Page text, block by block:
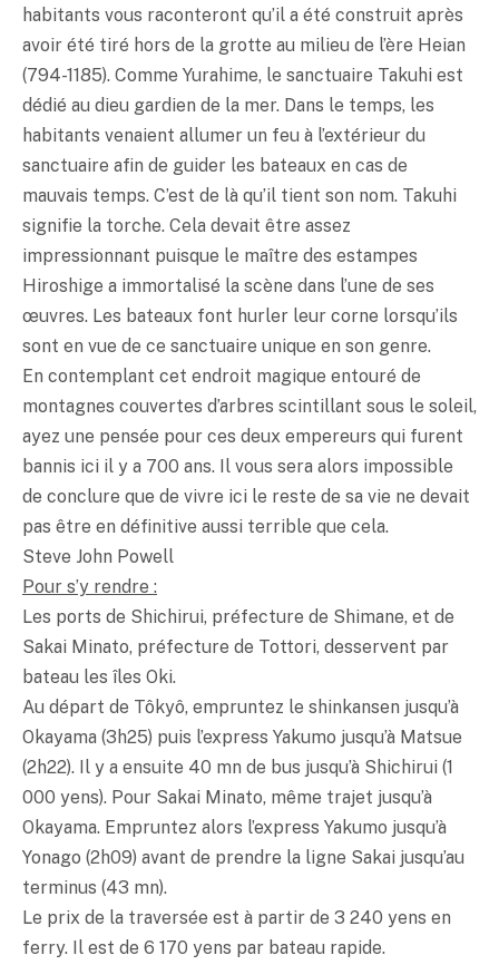
habitants vous raconteront qu’il a été construit après
avoir été tiré hors de la grotte au milieu de l’ère Heian
(794-1185). Comme Yurahime, le sanctuaire Takuhi est
dédié au dieu gardien de la mer. Dans le temps, les
habitants venaient allumer un feu à l’extérieur du
sanctuaire afin de guider les bateaux en cas de
mauvais temps. C’est de là qu’il tient son nom. Takuhi
signifie la torche. Cela devait être assez
impressionnant puisque le maître des estampes
Hiroshige a immortalisé la scène dans l’une de ses
œuvres. Les bateaux font hurler leur corne lorsqu’ils
sont en vue de ce sanctuaire unique en son genre.
En contemplant cet endroit magique entouré de
montagnes couvertes d’arbres scintillant sous le soleil,
ayez une pensée pour ces deux empereurs qui furent
bannis ici il y a 700 ans. Il vous sera alors impossible
de conclure que de vivre ici le reste de sa vie ne devait
pas être en définitive aussi terrible que cela.
Steve John Powell
Pour s’y rendre :
Les ports de Shichirui, préfecture de Shimane, et de
Sakai Minato, préfecture de Tottori, desservent par
bateau les îles Oki.
Au départ de Tôkyô, empruntez le shinkansen jusqu’à
Okayama (3h25) puis l’express Yakumo jusqu’à Matsue
(2h22). Il y a ensuite 40 mn de bus jusqu’à Shichirui (1
000 yens). Pour Sakai Minato, même trajet jusqu’à
Okayama. Empruntez alors l’express Yakumo jusqu’à
Yonago (2h09) avant de prendre la ligne Sakai jusqu’au
terminus (43 mn).
Le prix de la traversée est à partir de 3 240 yens en
ferry. Il est de 6 170 yens par bateau rapide.